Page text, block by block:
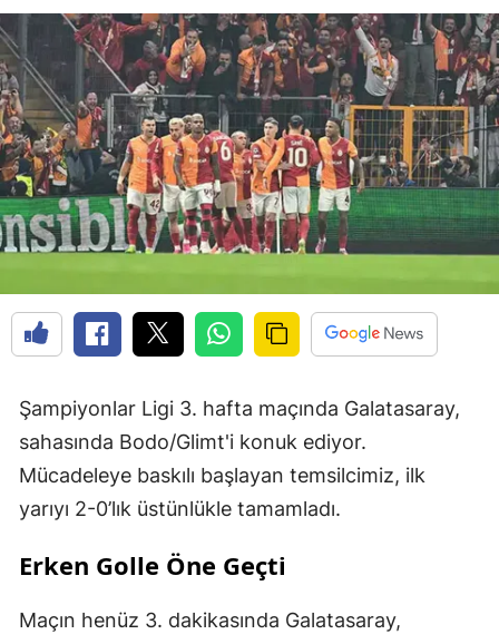
Şampiyonlar Ligi 3. hafta maçında Galatasaray,
sahasında Bodo/Glimt'i konuk ediyor.
Mücadeleye baskılı başlayan temsilcimiz, ilk
yarıyı 2-0’lık üstünlükle tamamladı.
Erken Golle Öne Geçti
Maçın henüz 3. dakikasında Galatasaray,